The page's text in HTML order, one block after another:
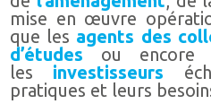
mise en œuvre
que les agents des
d’études ou encore
les investisseurs
pratiques et leurs